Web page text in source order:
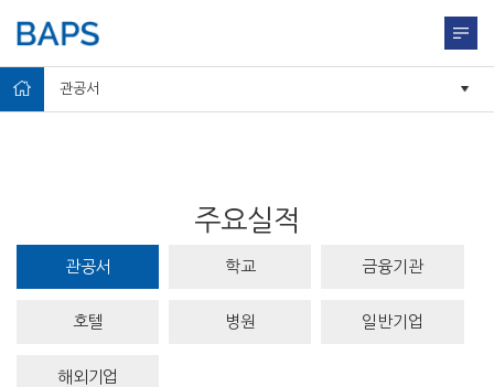
관공서
주요실적
관공서 학교 금융기관
호텔 병원 일반기업
해외기업